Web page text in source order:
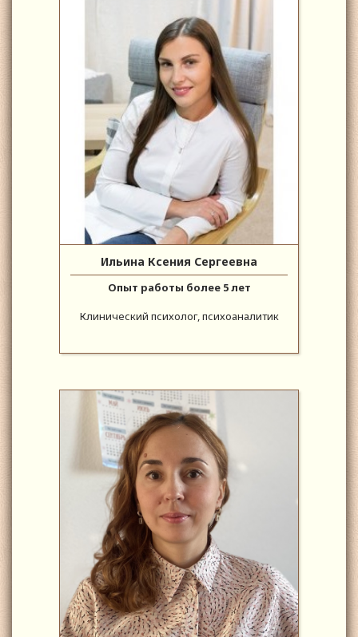
Ильина Ксения Сергеевна
Опыт работы более 5 лет
Клинический психолог, психоаналитик